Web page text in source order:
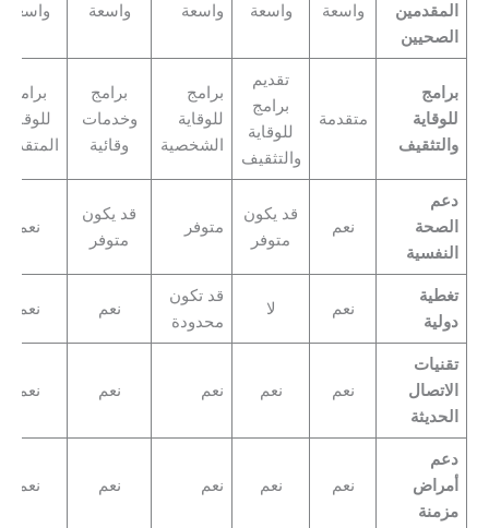
المقدمين
الصحيين
واسعة واسعة واسعة واسعة واسعة
برامج
للوقاية
والتثقيف
متقدمة
تقديم
برامج
للوقاية
والتثقيف
برامج
للوقاية
الشخصية
برامج
وخدمات
وقائية
برامج
للوقاية
دعم
الصحة
النفسية
نعم
قد يكون
متوفر
متوفر
قد يكون
متوفر
نعم
تغطية
دولية
نعم لا
قد تكون
محدودة
نعم نعم
تقنيات
الاتصال
الحديثة
نعم نعم نعم نعم نعم
دعم
أمراض
مزمنة
نعم نعم نعم نعم نعم